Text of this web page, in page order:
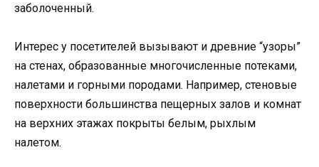
заболоченный.
Интерес у посетителей вызывают и древние “узоры”
на стенах, образованные многочисленные потеками,
налетами и горными породами. Например, стеновые
поверхности большинства пещерных залов и комнат
на верхних этажах покрыты белым, рыхлым
налетом.